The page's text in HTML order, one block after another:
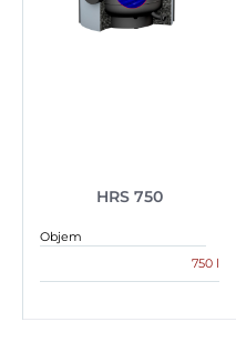
HRS 750
Objem
750 l